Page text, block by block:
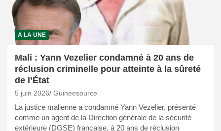
A LA UNE
Mali : Yann Vezelier condamné à 20 ans de
réclusion criminelle pour atteinte à la sûreté
de l’État
5 juin 2026 Guineesource
La justice malienne a condamné Yann Vezelier, présenté
comme un agent de la Direction générale de la sécurité
extérieure (DGSE) française, à 20 ans de réclusion